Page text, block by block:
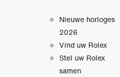
Nieuwe horloges
2026
Vind uw Rolex
Stel uw Rolex
samen